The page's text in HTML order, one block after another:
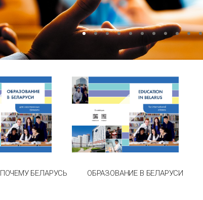
ПОЧЕМУ БЕЛАРУСЬ ОБРАЗОВАНИЕ В БЕЛАРУСИ